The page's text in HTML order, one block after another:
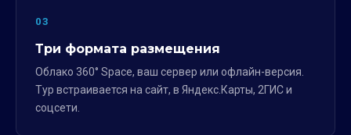
03
Три формата размещения
Облако 360° Space, ваш сервер или офлайн-версия.
Тур встраивается на сайт, в Яндекс.Карты, 2ГИС и
соцсети.